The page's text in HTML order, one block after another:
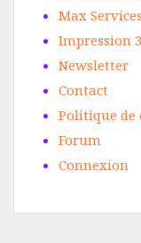
Max Services
Impression
Newsletter
Contact
Politique
Forum
Connexion